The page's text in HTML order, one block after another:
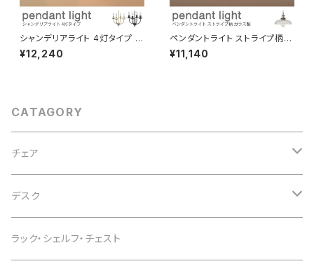
シャンデリアライト 4灯タイプ ス
チールパイプ 電球付属 リモコン
付属 吊り下げ照明 天井照明 デ
¥12,240
ペンダントライト ストライプ柄三
角形 ガラス製 電球付き 吊り下
げ照明 天井照明 ディスプレイ
¥11,140
CATAGORY
チェア
オフィスチェア
インテリアチェア
デスク
デスク
ラック・シェルフ・チェスト